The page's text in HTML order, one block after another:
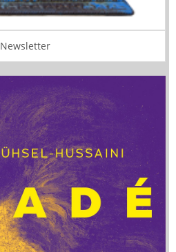
Newsletter